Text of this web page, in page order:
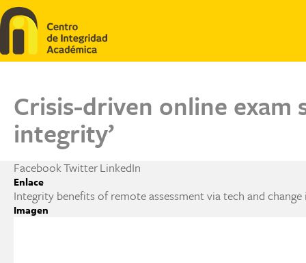
Pasar al contenido principal
Crisis-driven online exam
integrity’
FacebookTwitterLinkedIn
Enlace
Integrity benefits of remote assessment via tech and
Imagen